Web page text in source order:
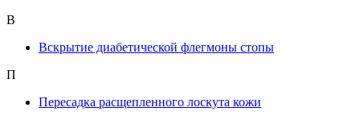
В
Вскрытие диабетической флегмоны стопы
П
Пересадка расщепленного лоскута кожи